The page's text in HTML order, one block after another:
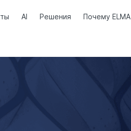
AI Решения Почему ELMA